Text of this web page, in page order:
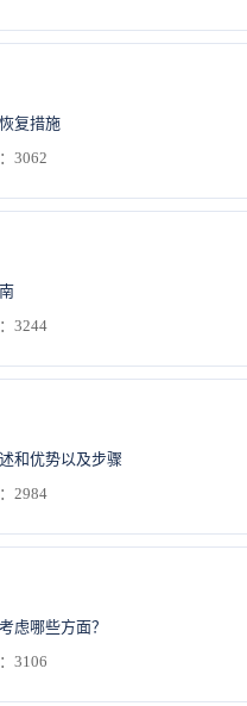
复措施
3062
3244
和优势以及步骤
2984
虑哪些方面？
3106